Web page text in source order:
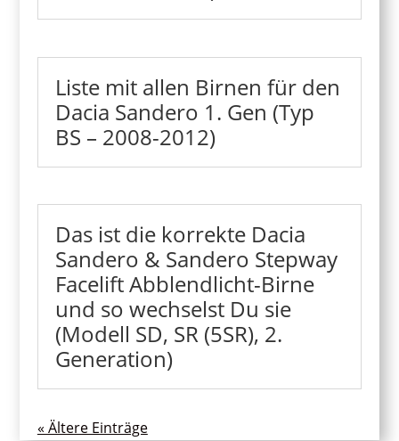
Liste mit allen Birnen für den
Dacia Sandero 1. Gen (Typ
BS – 2008-2012)
Das ist die korrekte Dacia
Sandero & Sandero Stepway
Facelift Abblendlicht-Birne
und so wechselst Du sie
(Modell SD, SR (5SR), 2.
Generation)
« Ältere Einträge